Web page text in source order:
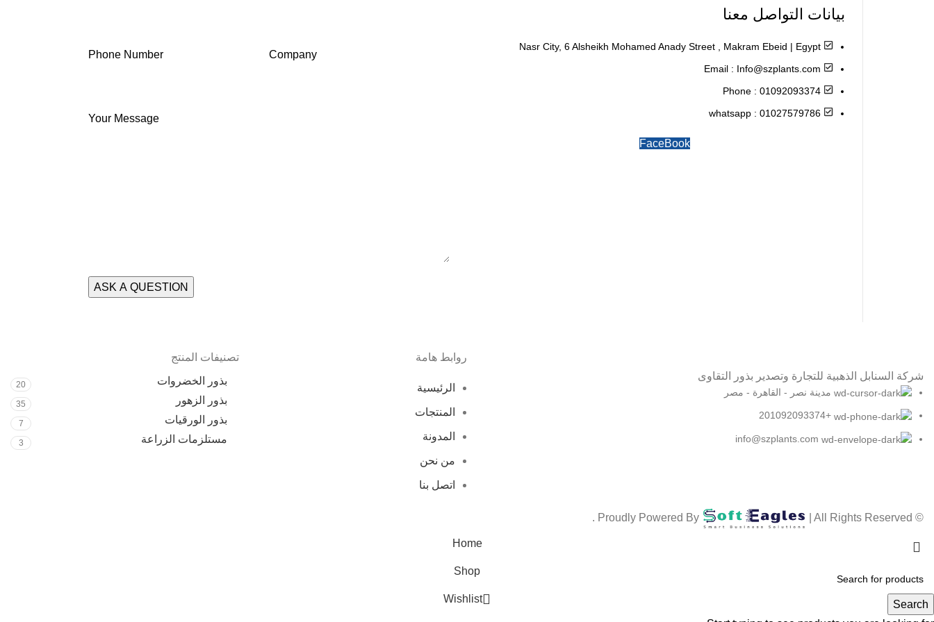
بيانات التواصل معنا
Nasr City, 6 Alsheikh Mohamed Anady Street , Makram Ebeid | Egypt
Email : Info@szplants.com
Phone : 01092093374
whatsapp : 01027579786
FaceBook
Phone Number Company
Your Message
شركة السنابل الذهبية للتجارة وتصدير بذور التقاوى
مدينة نصر - القاهرة - مصر
+201092093374
info@szplants.com
روابط هامة
الرئيسية
المنتجات
المدونة
من نحن
اتصل بنا
تصنيفات المنتج
بذور الخضروات
20
بذور الزهور 35
بذور الورقيات 7
مستلزمات الزراعة 3
© Proudly Powered By
| All Rights Reserved .
Search
Home
Shop
Wishlist